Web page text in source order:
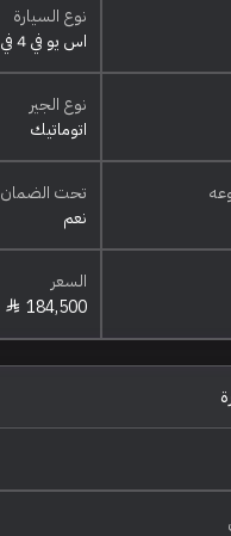
نوع السيارة
اس يو في 4 في 4
نوع الجير
اتوماتيك
تحت الضمان
نعم
السعر
184,500